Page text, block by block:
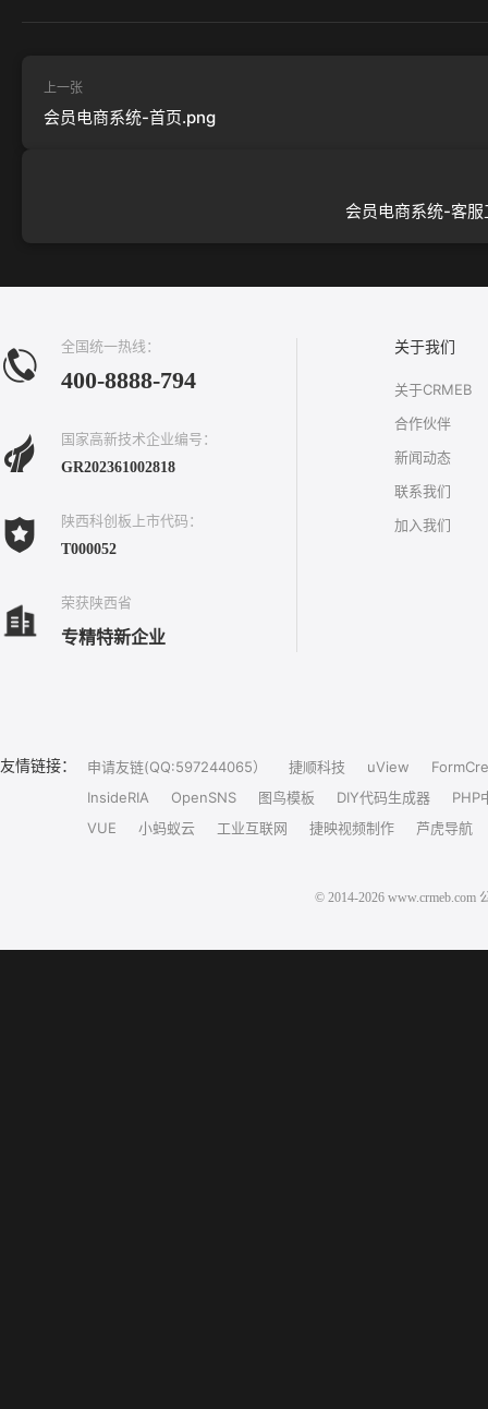
上一张
会员电商系统-首页.png
会员电商系统-客
全国统一热线：
400-8888-794
国家高新技术企业编号：
GR202361002818
陕西科创板上市代码：
T000052
荣获陕西省
专精特新企业
关于我们
关于CRMEB
合作伙伴
新闻动态
联系我们
加入我们
友情链接： 申请友链(QQ:597244065） 捷顺科技 uView
InsideRIA
OpenSNS 图鸟模板 DIY代码生成器
PHP
VUE
小蚂蚁云 工业互联网 捷映视频制作 芦虎导航
© 2014-2026